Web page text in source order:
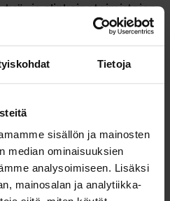
Tietoja
sisällön ja mainosten
median ominaisuuksien
analysoimiseen. Lisäksi
mainosalan ja analytiikka-
työ- ja elinkeinotoimistojen
tehtävien uudelleen
henkilöstösiirtoja
(valtiolta) kuntien
elinkeinotoimistojen
nykyisellään työllisyyden
siirto kuntiin